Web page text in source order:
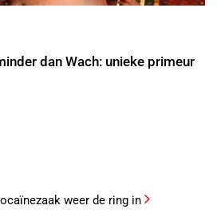
dan Wach: unieke primeur
weer de ring in